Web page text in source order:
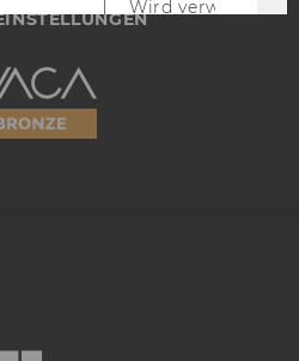
Wird verwendet,
Details und